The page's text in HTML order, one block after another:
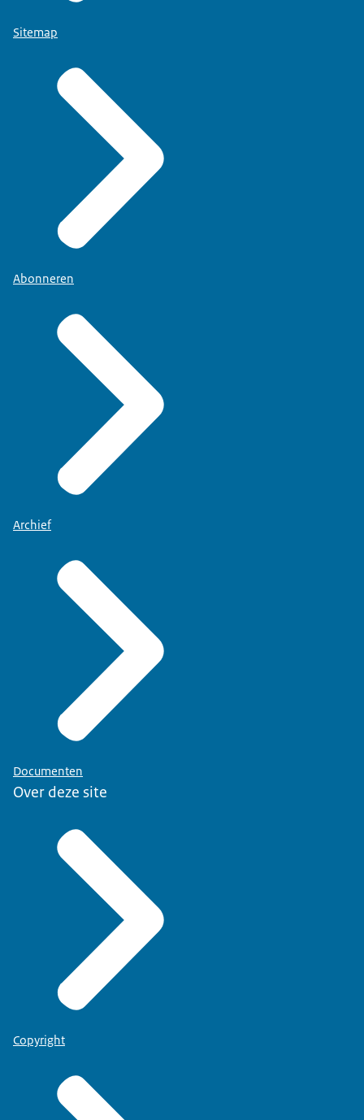
Sitemap
Abonneren
Archief
Documenten
Over deze site
Copyright